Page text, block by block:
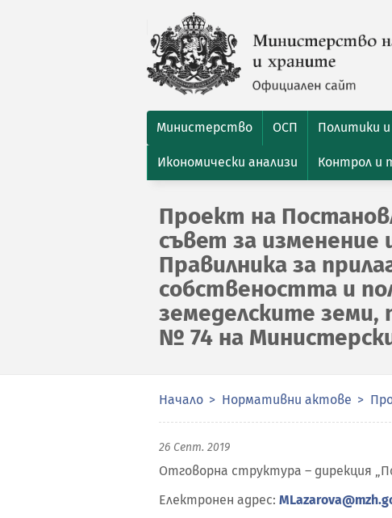
Министерство ОСП Политики
Икономически анализи Контрол и
Проект на
съвет за изменение
Правилника за
собствеността и
земеделските земи,
№ 74 на
Начало Нормативни актове
26 Септ. 2019
Отговорна структура – дирекция
Електронен адрес: